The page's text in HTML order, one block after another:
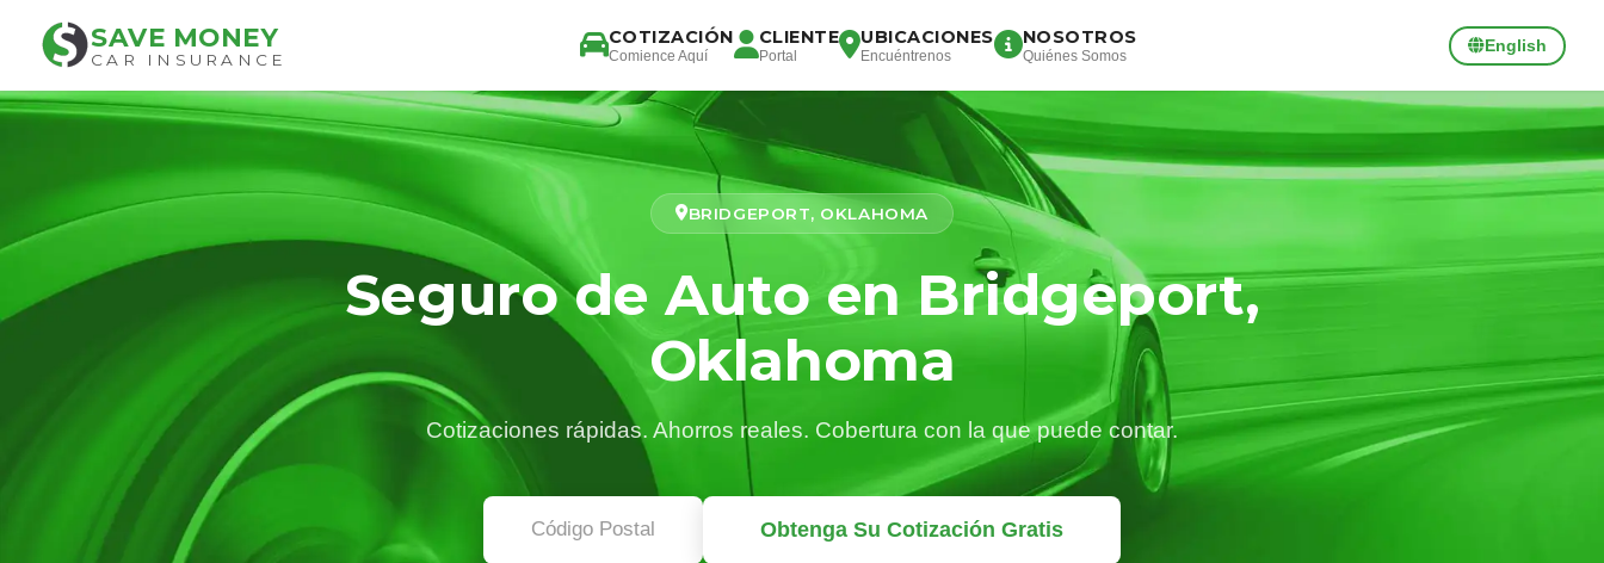
SAVE MONEY
CAR INSURANCE
COTIZACIÓN
Comience Aquí
CLIENTE
Portal
UBICACIONES
Encuéntrenos
NOSOTROS
Quiénes Somos
English
BRIDGEPORT, OKLAHOMA
Seguro de Auto en Bridgeport,
Oklahoma
Cotizaciones rápidas. Ahorros reales. Cobertura con la que puede contar.
Obtenga Su Cotización Gratis